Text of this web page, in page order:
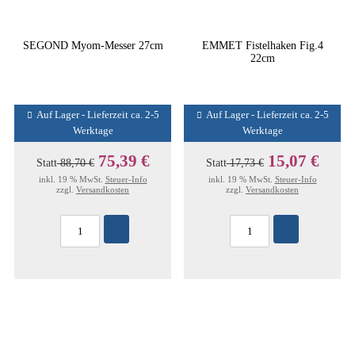
SEGOND Myom-Messer 27cm
Auf Lager - Lieferzeit ca. 2-5
Werktage
Statt88,70 € 75,39 €
inkl. 19 % MwSt. Steuer-Info
zzgl. Versandkosten
EMMET Fistelhaken Fig.4
22cm
Auf Lager - Lieferzeit ca. 2-5
Werktage
Statt17,73 € 15,07 €
inkl. 19 % MwSt. Steuer-Info
zzgl. Versandkosten